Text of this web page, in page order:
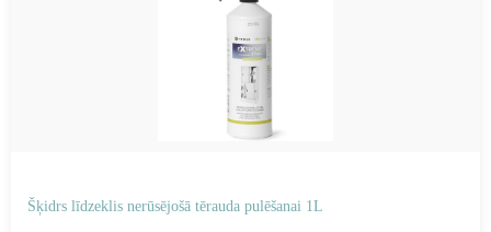
Šķidrs līdzeklis nerūsējošā tērauda pulēšanai 1L